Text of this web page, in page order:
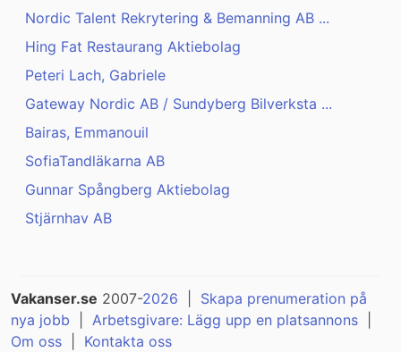
Nordic Talent Rekrytering & Bemanning AB ...
Hing Fat Restaurang Aktiebolag
Peteri Lach, Gabriele
Gateway Nordic AB / Sundyberg Bilverksta ...
Bairas, Emmanouil
SofiaTandläkarna AB
Gunnar Spångberg Aktiebolag
Stjärnhav AB
Vakanser.se 2007-2026
Skapa prenumeration på
nya jobb
Arbetsgivare: Lägg upp en platsannons
Om oss
Kontakta oss